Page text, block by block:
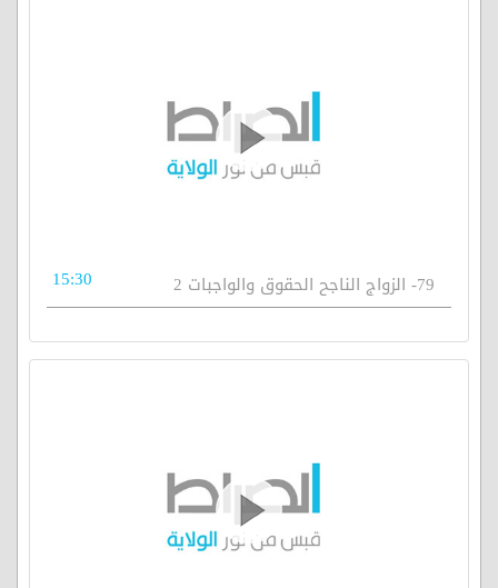
79- الزواج الناجح الحقوق والواجبات 2 15:30